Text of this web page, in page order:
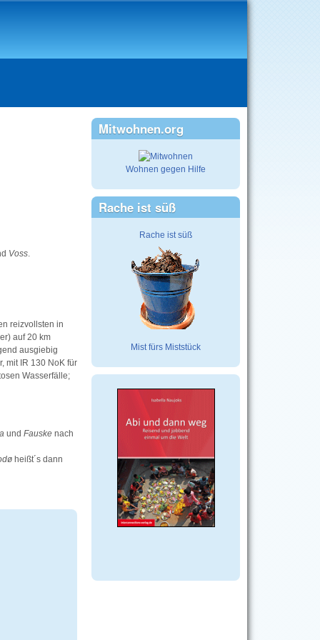
Voss.
reizvollsten in
auf 20 km
ausgiebig
mit IR 130 NoK für
Wasserfälle;
und Fauske nach
heißt´s dann
Mitwohnen.org
Wohnen gegen Hilfe
Rache ist süß
Rache ist süß
Mist fürs Miststück